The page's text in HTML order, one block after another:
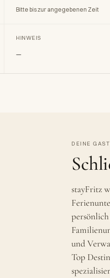
Bitte bis zur angegebenen Zeit
HINWEIS
–
DEINE
stayFritz
und
Top